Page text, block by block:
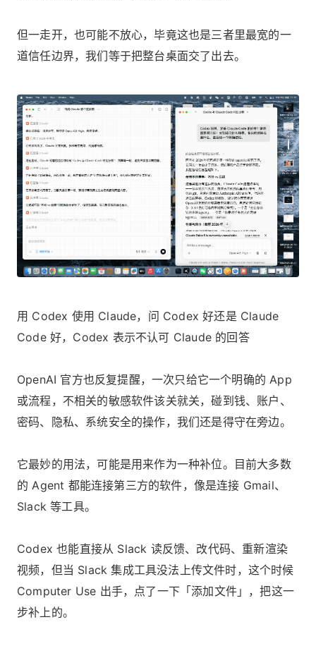
但一走开，也可能不放心，毕竟这也是三者里最宽的一
道信任边界，我们等于把整台桌面交了出去。
用 Codex 使用 Claude，问 Codex 好还是 Claude
Code 好，Codex 表示不认可 Claude 的回答
OpenAI 官方也反复提醒，一次只给它一个明确的 App
或流程，不相关的敏感软件该关就关，碰到钱、账户、
密码、隐私、系统安全的操作，我们还是得守在旁边。
它最妙的用法，可能是用来作为一种补位。目前大多数
的 Agent 都能连接第三方的软件，像是连接 Gmail、
Slack 等工具。
Codex 也能直接从 Slack 读反馈、改代码、重新渲染
视频，但当 Slack 集成工具没法上传文件时，这个时候
Computer Use 出手，点了一下「添加文件」，把这一
步补上的。